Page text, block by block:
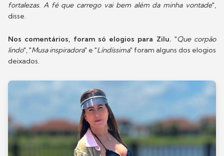
fortalezas. A fé que carrego vai bem além da minha vontade",
disse.
Nos comentários, foram só elogios para Zilu. "Que corpão
lindo", "Musa inspiradora" e "Líndíssima" foram alguns dos elogios
deixados.